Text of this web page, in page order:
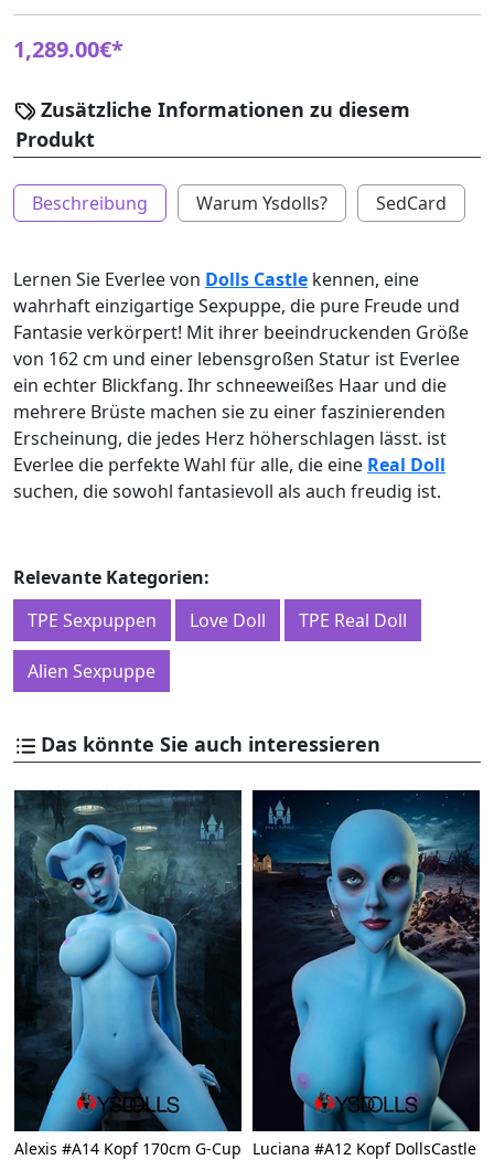
1,289.00€*
Zusätzliche Informationen zu diesem
Produkt
Beschreibung Warum Ysdolls? SedCard
Lernen Sie Everlee von Dolls Castle kennen, eine
wahrhaft einzigartige Sexpuppe, die pure Freude und
Fantasie verkörpert! Mit ihrer beeindruckenden Größe
von 162 cm und einer lebensgroßen Statur ist Everlee
ein echter Blickfang. Ihr schneeweißes Haar und die
mehrere Brüste machen sie zu einer faszinierenden
Erscheinung, die jedes Herz höherschlagen lässt. ist
Everlee die perfekte Wahl für alle, die eine Real Doll
suchen, die sowohl fantasievoll als auch freudig ist.
Relevante Kategorien:
TPE Sexpuppen
Love Doll TPE Real Doll
Alien Sexpuppe
Das könnte Sie auch interessieren
Alexis #A14 Kopf 170cm G-Cup Luciana #A12 Kopf DollsCastle